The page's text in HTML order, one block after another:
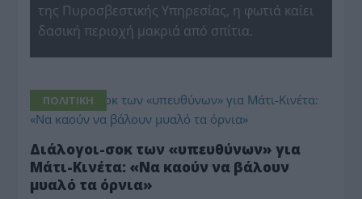
της Πυροσβεστικής Υπηρεσίας, η φωτιά καίει
δασική περιοχή μακριά από σπίτια.
ΠΟΛΙΤΙΚΗ
Διάλογοι-σοκ των «υπευθύνων» για
Μάτι-Κινέτα: «Να καούν να βάλουν
μυαλό τα όρνια»